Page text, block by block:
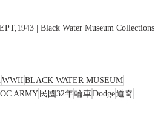
| Black Water Museum Collections
WWII BLACK WATER MUSEUM
ARMY 民國32年輪車Dodge道奇